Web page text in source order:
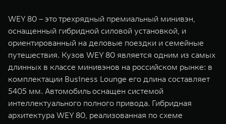
WEY 80 – это трехрядный премиальный минивэн,
оснащенный гибридной силовой установкой, и
ориентированный на деловые поездки и семейные
путешествия. Кузов WEY 80 является одним из самых
длинных в классе минивэнов на российском рынке: в
комплектации Business Lounge его длина составляет
5405 мм. Автомобиль оснащен системой
интеллектуального полного привода. Гибридная
архитектура WEY 80, реализованная по схеме